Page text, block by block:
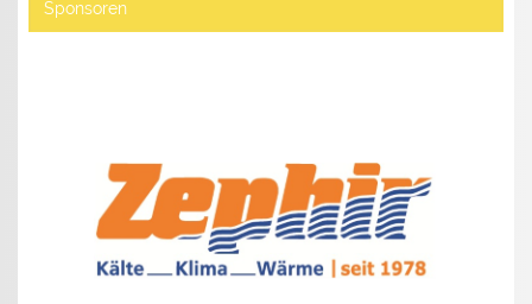
Sponsoren